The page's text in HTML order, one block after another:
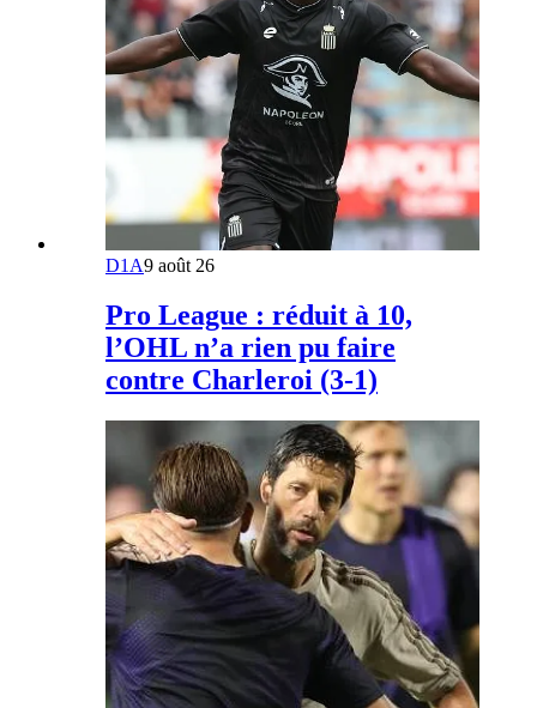
D1A9 août 26
Pro League : réduit à 10,
l’OHL n’a rien pu faire
contre Charleroi (3-1)